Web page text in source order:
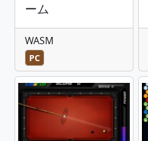
ーム
WASM
PC